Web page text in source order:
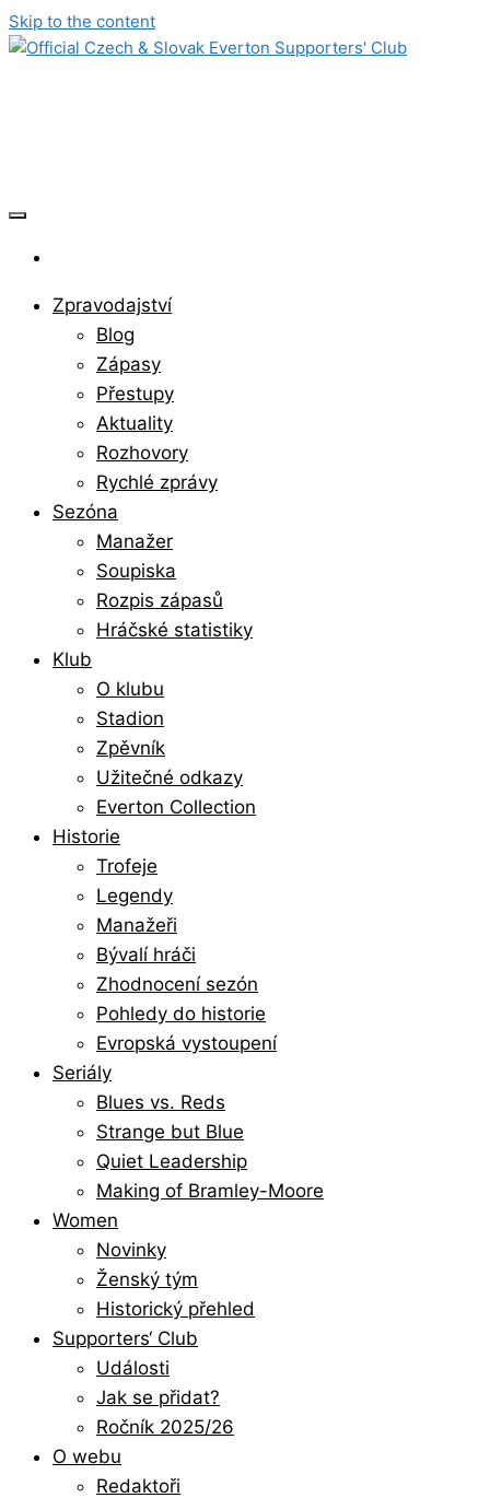
Skip to the content
Zpravodajství
Blog
Zápasy
Přestupy
Aktuality
Rozhovory
Rychlé zprávy
Sezóna
Manažer
Soupiska
Rozpis zápasů
Hráčské statistiky
Klub
O klubu
Stadion
Zpěvník
Užitečné odkazy
Everton Collection
Historie
Trofeje
Legendy
Manažeři
Bývalí hráči
Zhodnocení sezón
Pohledy do historie
Evropská vystoupení
Seriály
Blues vs. Reds
Strange but Blue
Quiet Leadership
Making of Bramley-Moore
Women
Novinky
Ženský tým
Historický přehled
Supporters‘ Club
Události
Jak se přidat?
Ročník 2025/26
O webu
Redaktoři